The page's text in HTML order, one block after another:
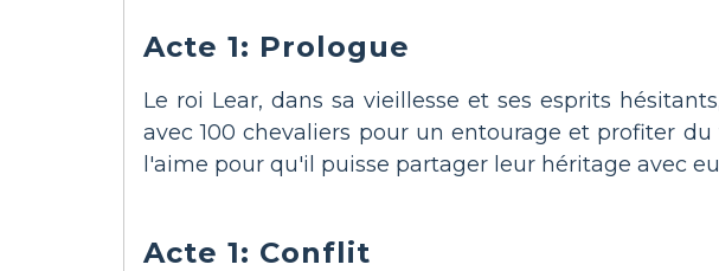
Acte 1: Prologue
Le roi Lear, dans sa vieillesse et ses esprits
avec 100 chevaliers pour un entourage et profiter
l'aime pour qu'il puisse partager leur héritage avec
Acte 1: Conflit